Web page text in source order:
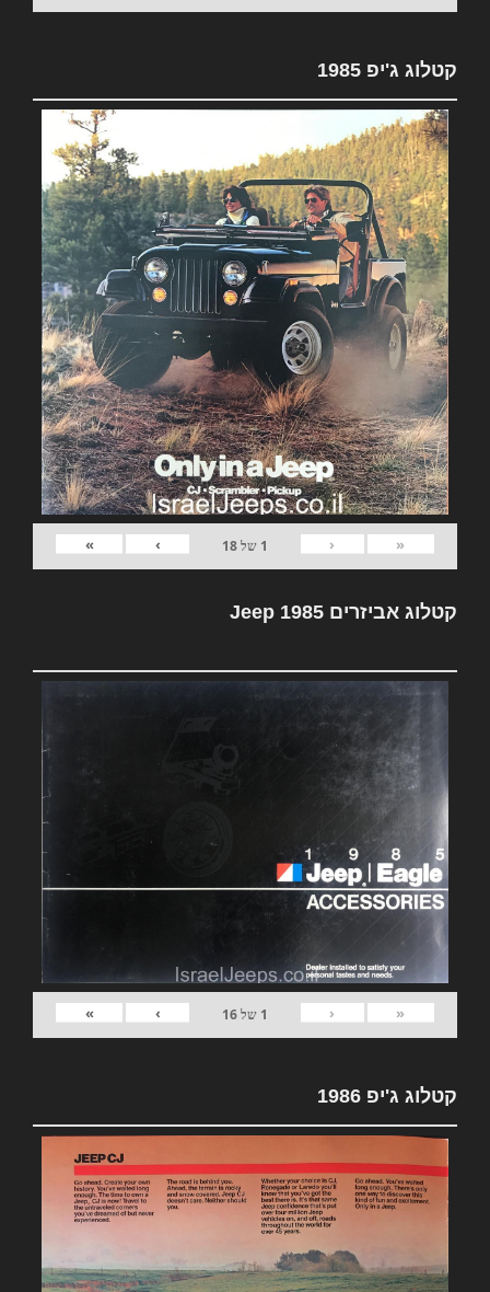
קטלוג ג'יפ 1985
«
‹
1 של18
›
»
קטלוג אביזרים Jeep 1985
«
‹
1 של16
›
»
קטלוג ג'יפ 1986